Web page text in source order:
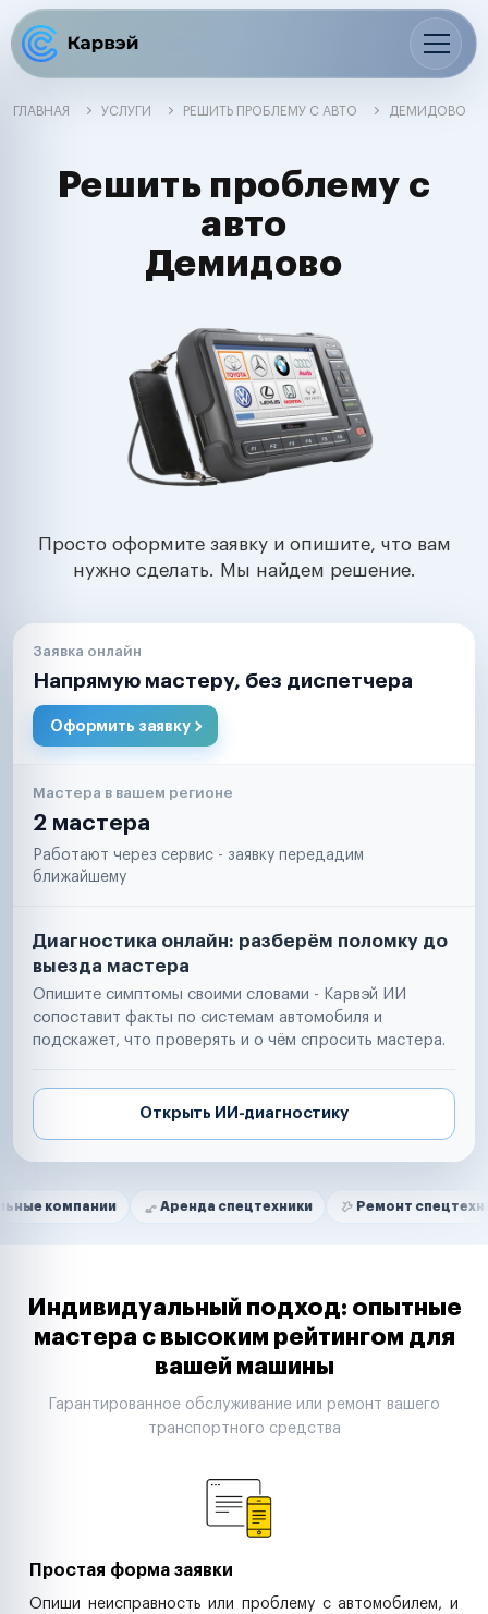
ГЛАВНАЯ УСЛУГИ РЕШИТЬ ПРОБЛЕМУ С АВТО ДЕМИДОВО
Решить проблему с
авто
Демидово
Просто оформите заявку и опишите, что вам
нужно сделать. Мы найдем решение.
Заявка онлайн
Напрямую мастеру, без диспетчера
Оформить заявку
Мастера в вашем регионе
2 мастера
Работают через сервис - заявку передадим
ближайшему
Диагностика онлайн: разберём поломку до
выезда мастера
Опишите симптомы своими словами - Карвэй ИИ
сопоставит факты по системам автомобиля и
подскажет, что проверять и о чём спросить мастера.
Открыть ИИ-диагностику
Нам доверяют
Аренда спецтехники Ремонт спецтехники
Маркетплейсы
Таксопарки
Автодилеры
Строительные компании
Аренда спецтехники
Индивидуальный подход: опытные
мастера с высоким рейтингом для
вашей машины
Гарантированное обслуживание или ремонт вашего
транспортного средства
Простая форма заявки
Опиши неисправность или проблему с автомобилем, и